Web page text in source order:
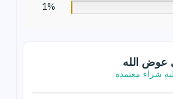
1%
عوض الله
شراء معتمدة